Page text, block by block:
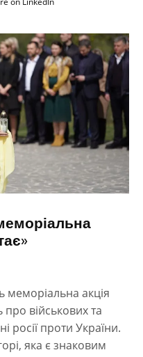
меморіальна акція
про військових та
росії проти України.
яка є знаковим